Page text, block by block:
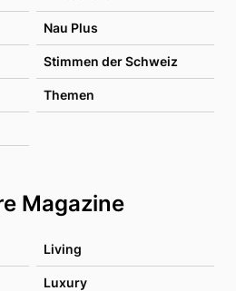
Nau Plus
Stimmen der Schweiz
Themen
Magazine
Living
Luxury